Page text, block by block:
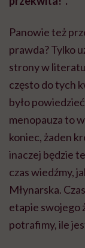
Panowie też
prawda? Tylko
strony w
często do tych
było
menopauza to
koniec, żaden
inaczej będzie
czas wiedźmy,
Młynarska.
etapie swojego
potrafimy, ile